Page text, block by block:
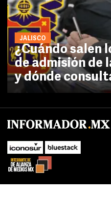
JALISCO
¿Cuándo salen
de admisión de
y dónde